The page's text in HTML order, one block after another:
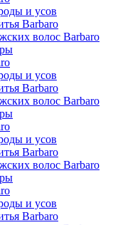
и усов
Barbaro
волос Barbaro
и усов
Barbaro
волос Barbaro
и усов
Barbaro
волос Barbaro
и усов
Barbaro